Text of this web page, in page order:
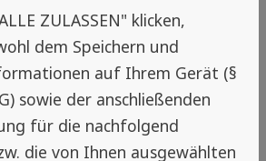
Experte in deiner
ZULASSEN" klicken,
dem Speichern und
auf Ihrem Gerät (§
sowie der anschließenden
für die nachfolgend
die von Ihnen ausgewählten